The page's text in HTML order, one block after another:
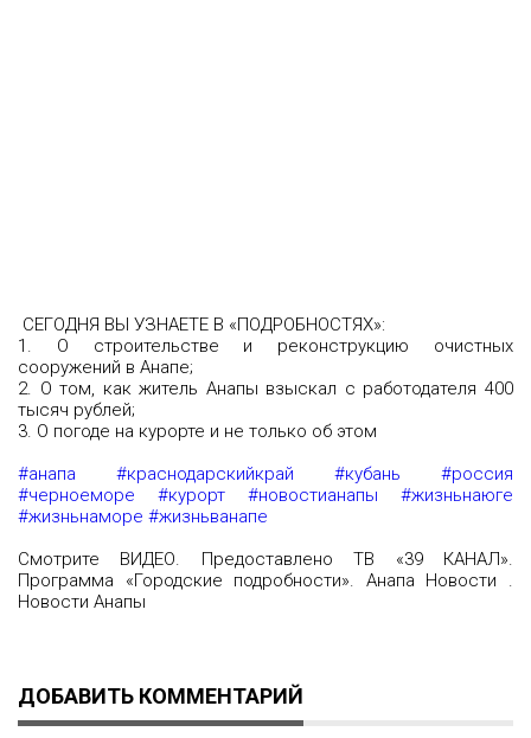
СЕГОДНЯ ВЫ УЗНАЕТЕ В «ПОДРОБНОСТЯХ»:
1. О строительстве и реконструкцию очистных
сооружений в Анапе;
2. О том, как житель Анапы взыскал с работодателя 400
тысяч рублей;
3. О погоде на курорте и не только об этом
#анапа
#краснодарскийкрай #кубань
#россия
#черноеморе
#курорт #новостианапы
#жизньнаюге
#жизньнаморе #жизньванапе
Смотрите ВИДЕО. Предоставлено ТВ «39 КАНАЛ».
Программа «Городские подробности». Анапа Новости .
Новости Анапы
ДОБАВИТЬ КОММЕНТАРИЙ